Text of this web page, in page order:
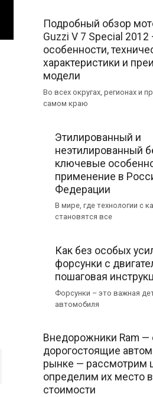
Подробный обзор
Guzzi V 7 Special 2012
особенности,
характеристики и
модели
Во всех округах, регионах и
самом краю
Этилированный и
неэтилированный
ключевые
применение в
Федерации
В мире, где технологии с
становятся все
Как без особых
форсунки с
пошаговая
Форсунки – это важная
автомобиля
Внедорожники Ram
дорогостоящие
рынке — рассмотрим
определим их место
стоимости